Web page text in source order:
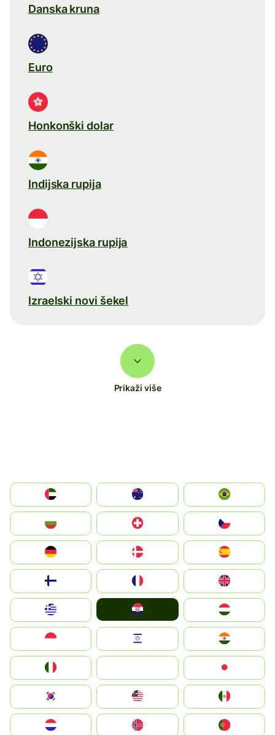
Danska kruna
Euro
Honkonški dolar
Indijska rupija
Indonezijska rupija
Izraelski novi šekel
Prikaži više
الإمارات العربية المتحدة
Switzerland
Deutschland
United Kingdom
Magyarország
South Korea